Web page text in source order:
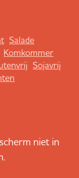
Salade
Komkommer
Sojavrij
niet in